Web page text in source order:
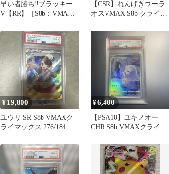
早い者勝ち‼︎ブラッキー
V【RR】［S8b：VMAX
【CSR】れんげきウーラ
オスVMAX S8b クライマ
¥ 19,800
ユウリ SR S8b VMAXク
ライマックス 276/184
¥6,400
【PSA10】ユキノオー
CHR S8b VMAXクライマ